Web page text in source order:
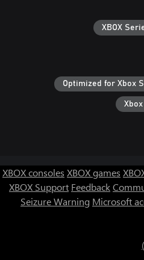
XBOX
Optimized for Xbox
XBOX consoles XBOX games
XBOX Support Feedback
Seizure Warning Microsoft